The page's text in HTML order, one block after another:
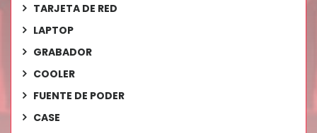
TARJETA DE RED
LAPTOP
GRABADOR
COOLER
FUENTE DE PODER
CASE